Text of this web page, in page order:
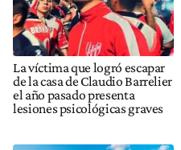
La víctima que logró escapar
de la casa de Claudio Barrelier
el año pasado presenta
lesiones psicológicas graves